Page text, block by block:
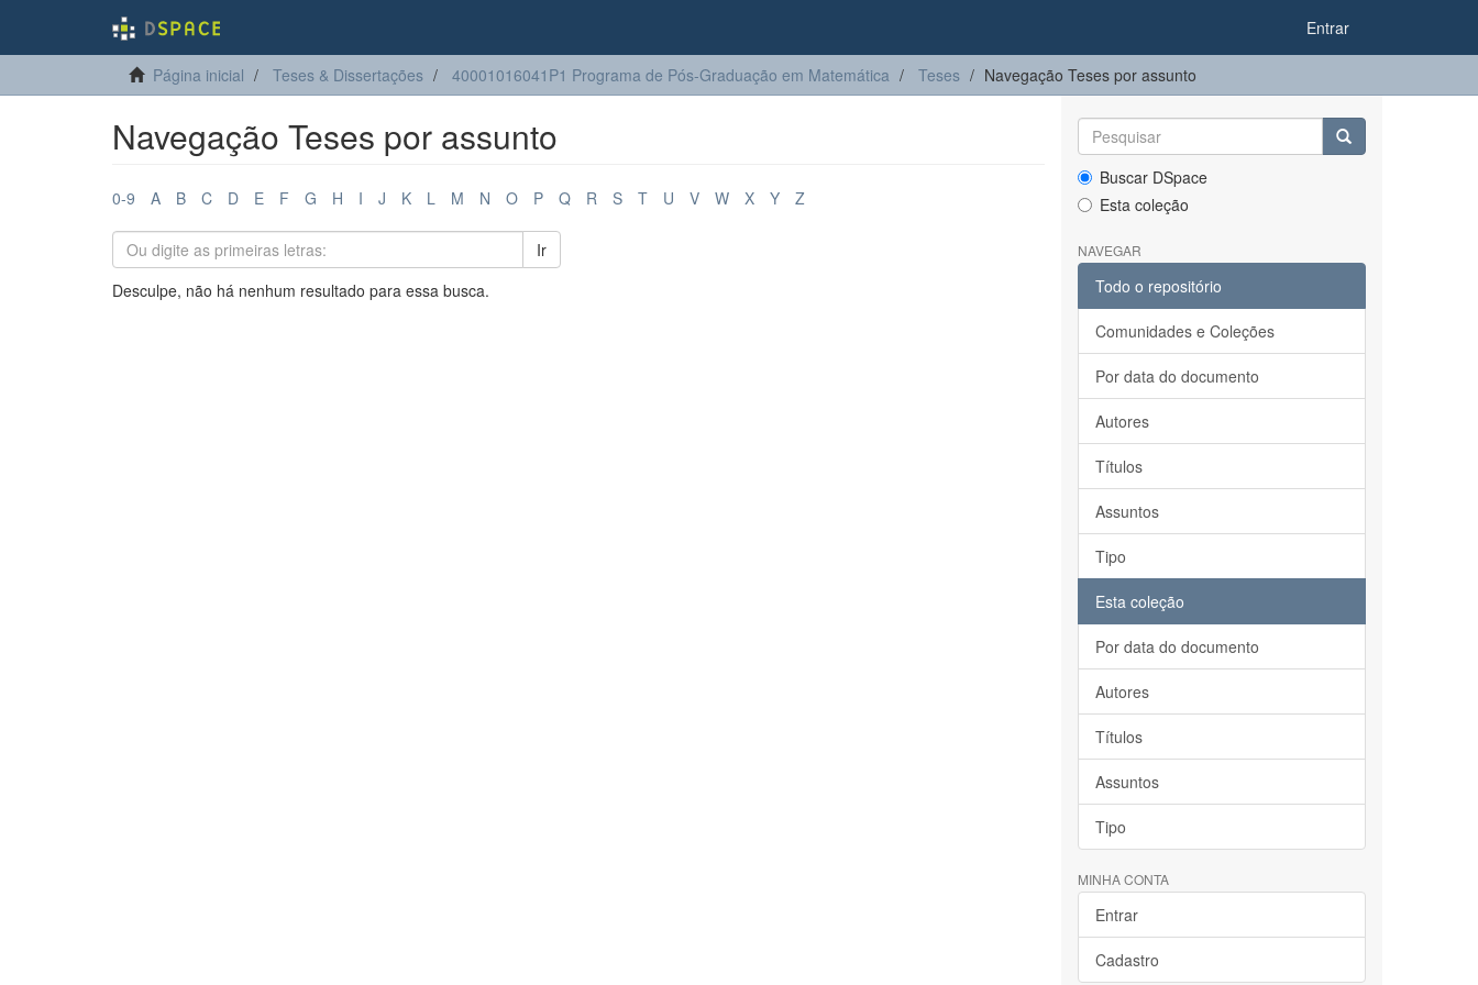
Entrar
Página inicial Teses & Dissertações 40001016041P1 Programa de Pós-Graduação em Matemática Teses Navegação Teses por assunto
Navegação Teses por assunto
0-9 A B C D E F G H I J K L M N O P Q R S T U V W X Y Z
Ir
Desculpe, não há nenhum resultado para essa busca.
Buscar DSpace
Esta coleção
NAVEGAR
Todo o repositório
Comunidades e Coleções
Por data do documento
Autores
Títulos
Assuntos
Tipo
Esta coleção
Por data do documento
Autores
Títulos
Assuntos
Tipo
MINHA CONTA
Entrar
Cadastro